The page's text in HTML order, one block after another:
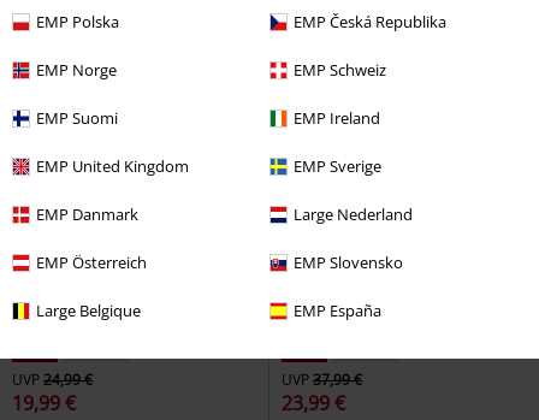
EMP Polska EMP Česká Republika
EMP Norge EMP Schweiz
EMP Suomi EMP Ireland
EMP United Kingdom EMP Sverige
EMP Danmark Large Nederland
EMP Österreich EMP Slovensko
Large Belgique EMP España
UVP24,99 €
19,99 €
UVP37,99 €
23,99 €